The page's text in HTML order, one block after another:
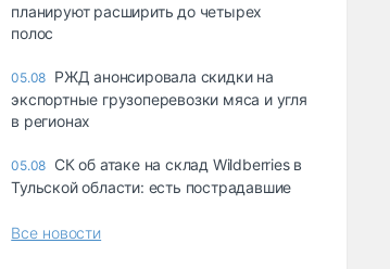
планируют расширить до четырех
полос
05.08 РЖД анонсировала скидки на
экспортные грузоперевозки мяса и угля
в регионах
05.08 СК об атаке на склад Wildberries в
Тульской области: есть пострадавшие
Все новости